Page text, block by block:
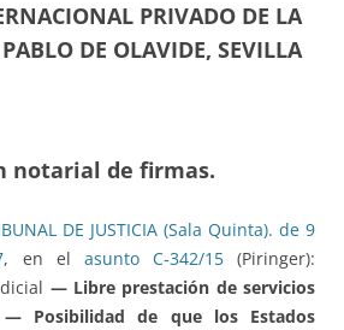
PRIVADO DE LA
DE OLAVIDE, SEVILLA
notarial de firmas.
DE JUSTICIA (Sala Quinta). de 9
, en el asunto C‑342/15(Piringer):
— Libre prestación de servicios
Posibilidad de que los Estados